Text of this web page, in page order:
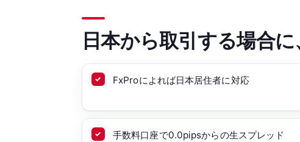
日本から取引する場合
FxProによれば日本居住者に対応
手数料口座で0.0pipsからの生スプレッド